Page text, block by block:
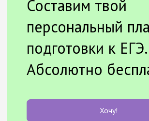
Составим твой
персональный
подготовки к ЕГЭ.
Абсолютно
Хочу!